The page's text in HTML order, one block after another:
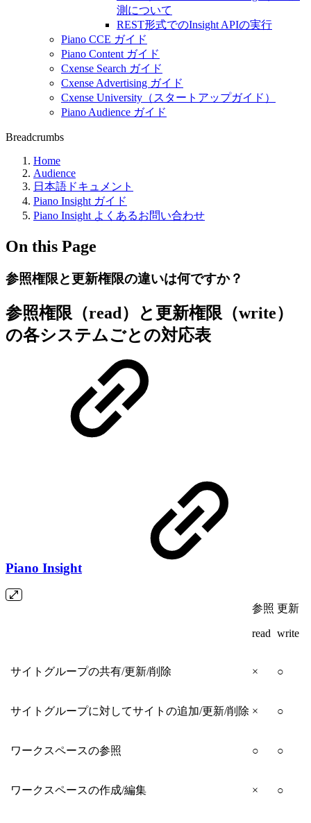
測について
REST形式でのInsight APIの実行
Piano CCE ガイド
Piano Content ガイド
Cxense Search ガイド
Cxense Advertising ガイド
Cxense University（スタートアップガイド）
Piano Audience ガイド
Breadcrumbs
Home
Audience
日本語ドキュメント
Piano Insight ガイド
Piano Insight よくあるお問い合わせ
On this Page
参照権限と更新権限の違いは何ですか？
参照権限（read）と更新権限（write）
の各システムごとの対応表
Piano Insight
参照
read
更新
write
サイトグループの共有/更新/削除 × ○
サイトグループに対してサイトの追加/更新/削除 × ○
ワークスペースの参照 ○ ○
ワークスペースの作成/編集 × ○